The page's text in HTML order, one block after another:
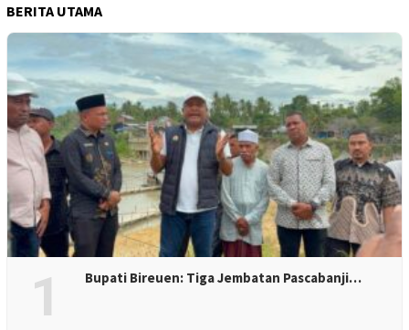
BERITA UTAMA
1 Bupati Bireuen: Tiga Jembatan Pascabanji…